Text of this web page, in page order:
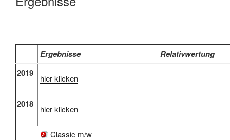
Ergebnisse
Relativwertung
2019
hier klicken
2018 hier klicken
Classic m/w